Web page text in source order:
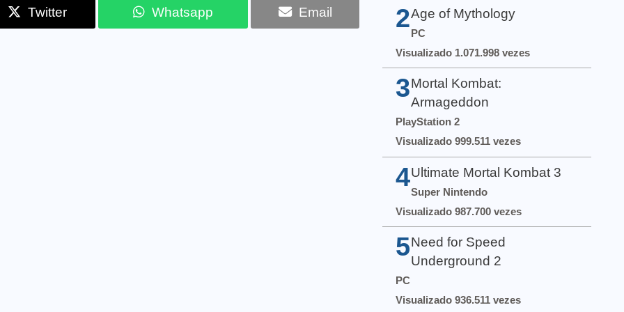
Twitter Whatsapp Email 2Age of Mythology
PC
Visualizado 1.071.998 vezes
3 Mortal Kombat:
Armageddon
PlayStation 2
Visualizado 999.511 vezes
4 Ultimate Mortal Kombat 3
Super Nintendo
Visualizado 987.700 vezes
5 Need for Speed
Underground 2
PC
Visualizado 936.511 vezes